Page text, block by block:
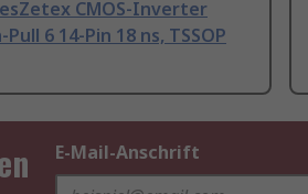
CMOS-Inverter
Pull 6 14-Pin 18 ns, TSSOP
E-Mail-Anschrift